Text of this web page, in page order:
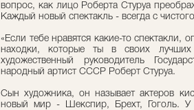
вопрос, как лицо Роберта Стуруа
Каждый новый спектакль - всегда с
«Если тебе нравятся какие-то спектакли,
находки, которые ты в своих лучших
художественный руководитель
народный артист СССР Роберт Стуруа.
Сын художника, он называет актеров
новый мир - Шекспир, Брехт, Гоголь. У